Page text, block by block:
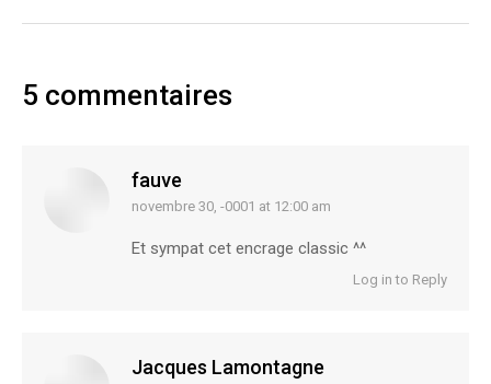
5 commentaires
fauve
says:
novembre 30, -0001 at 12:00 am
Et sympat cet encrage classic ^^
Log in to Reply
Jacques Lamontagne